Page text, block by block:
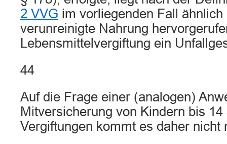
2 VVG im vorliegenden Fall ähnlich
verunreinigte Nahrung
Lebensmittelvergiftung ein
44
Auf die Frage einer (analogen)
Mitversicherung von Kindern bis
Vergiftungen kommt es daher nicht